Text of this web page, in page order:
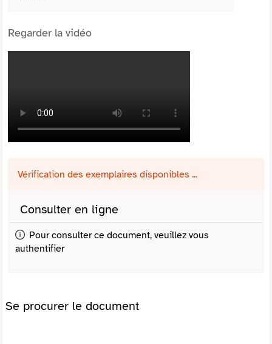
Regarder la vidéo
Vérification des exemplaires disponibles ...
Consulter en ligne
Pour consulter ce document, veuillez vous
authentifier
Se procurer le document